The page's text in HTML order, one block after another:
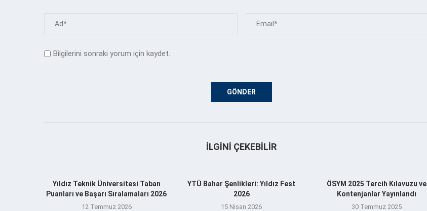
Bilgilerini sonraki yorum için kaydet.
İLGINI ÇEKEBILIR
Yıldız Teknik Üniversitesi Taban
Puanları ve Başarı Sıralamaları 2026
12 Temmuz 2026
YTÜ Bahar Şenlikleri: Yıldız Fest
2026
15 Nisan 2026
ÖSYM 2025 Tercih Kılavuzu ve
Kontenjanlar Yayınlandı
30 Temmuz 2025